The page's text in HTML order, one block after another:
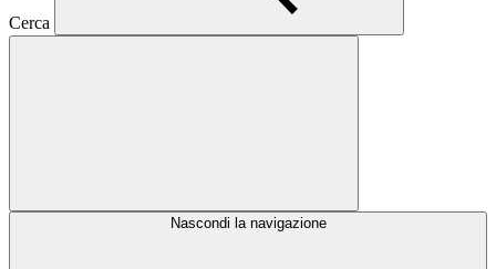
Cerca
Nascondi la navigazione